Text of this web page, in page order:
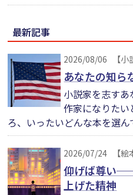
最新記事
2026/08/06 【
あなたの知ら
小説家を志すあ
作家になりた
ろ、いったいどんな本を選ん
2026/07/24 【
仰げば尊い
上げた精神